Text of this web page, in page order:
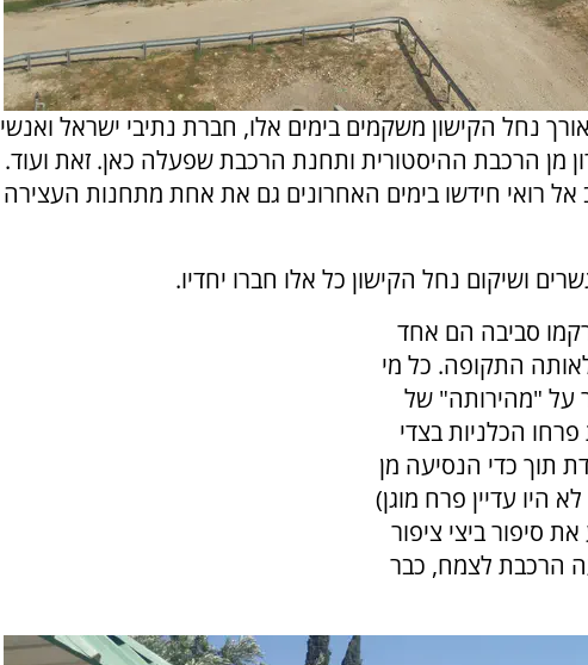
נחל הקישון משקמים בימים אלו, חברת נתיבי ישראל ואנשי
מן הרכבת ההיסטורית ותחנת הרכבת שפעלה כאן. זאת ועוד.
רואי חידשו בימים האחרונים גם את אחת מתחנות העצירה
ושיקום נחל הקישון כל אלו חברו יחדיו.
סביבה הם אחד
התקופה. כל מי
על "מהירותה" של
הכלניות בצדי
תוך כדי הנסיעה מן
היו עדיין פרח מוגן)
סיפור ביצי ציפור
הרכבת לצמח, כבר